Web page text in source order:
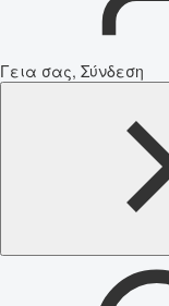
Γεια σας, Σύνδεση